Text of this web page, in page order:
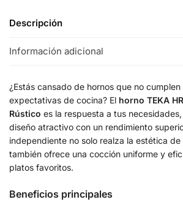
Descripción
Información adicional
¿Estás cansado de hornos que no
expectativas de cocina? El horno TEKA
Rústico es la respuesta a tus
diseño atractivo con un rendimiento
independiente no solo realza la estética
también ofrece una cocción uniforme y
platos favoritos.
Beneficios principales